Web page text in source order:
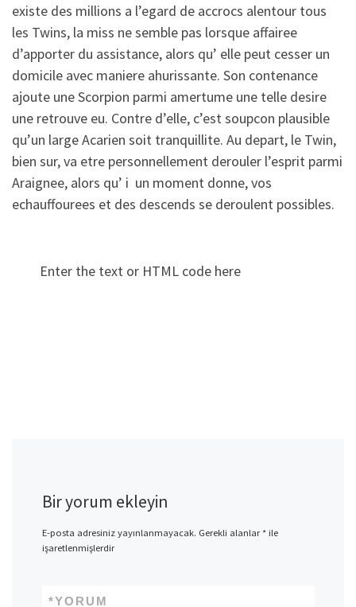
existe des millions a l’egard de accrocs alentour tous
les Twins, la miss ne semble pas lorsque affairee
d’apporter du assistance, alors qu’ elle peut cesser un
domicile avec maniere ahurissante. Son contenance
ajoute une Scorpion parmi amertume une telle desire
une retrouve eu. Contre d’elle, c’est soupcon plausible
qu’un large Acarien soit tranquillite. Au depart, le Twin,
bien sur, va etre personnellement derouler l’esprit parmi
Araignee, alors qu’ i un moment donne, vos
echauffourees et des descends se deroulent possibles.
Enter the text or HTML code here
Bir yorum ekleyin
E-posta adresiniz yayınlanmayacak. Gerekli alanlar*ile
işaretlenmişlerdir
YORUM
*